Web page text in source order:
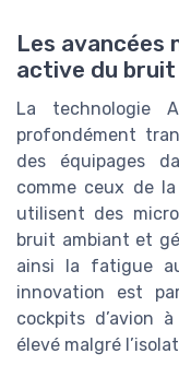
Les avancées
active du bruit
La technologie
profondément
des équipages
comme ceux de
utilisent des
bruit ambiant et
ainsi la fatigue
innovation est
cockpits d’avion
élevé malgré